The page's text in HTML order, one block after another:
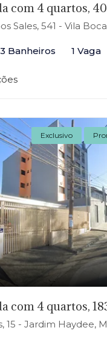
com 4 quartos,
Sales, 541 - Vila
3 Banheiros 1 Vaga
Exclusivo
com 4 quartos,
15 - Jardim Haydee,